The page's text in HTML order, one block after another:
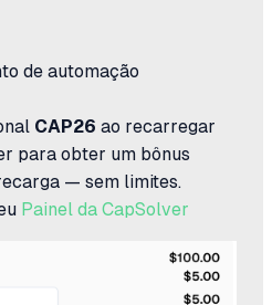
de automação
CAP26 ao recarregar
para obter um bônus
— sem limites.
Painel da CapSolver